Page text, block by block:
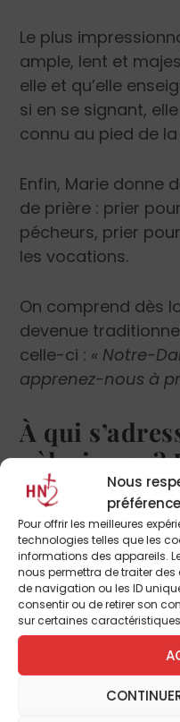
Nous
Pour offrir les meilleures
technologies telles que les
informations des appareils.
nous permettra de traiter
de navigation ou les ID
consentir ou de retirer son
sur certaines
Le plus
ample, lent et
elle et qu’elle
si en se signant,
connu au pied de
Enfin, Marie donne
de prière : prier
pécheurs, prier
les vocations.
On comprend dès
devenue
celle-ci : « Notre-
apprenez-nous à
À qui
pèlerinage ?
toute la
venir ?
Père Xavier Malle :
d’avoir un
dans un rayon de
entre Paris au
à l’ouest et